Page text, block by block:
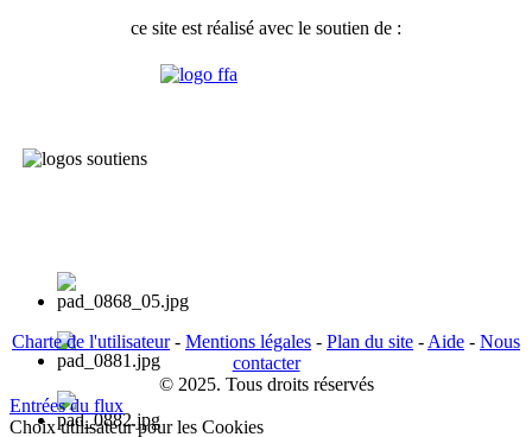
ce site est réalisé avec le soutien de :
Charte de l'utilisateur- Mentions légales - Plan du site - Aide - Nous
contacter
© 2025. Tous droits réservés
Entrées du flux
Choix utilisateur pour les Cookies